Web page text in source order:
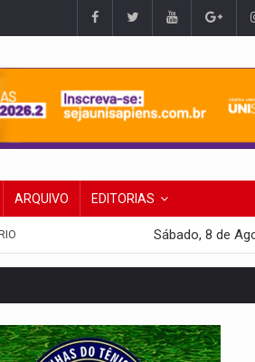
ARQUIVO EDITORIAS
Sábado, 8 de